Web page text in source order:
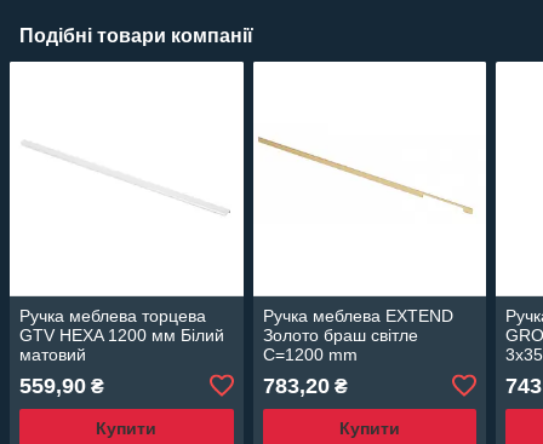
Подібні товари компанії
Ручка меблева торцева
GTV HEXA 1200 мм Білий
матовий
559,90 ₴
Купити
Ручка меблева EXTEND
Золото браш світле
C=1200 mm
783,20₴
Купити